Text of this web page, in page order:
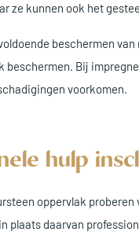
ze kunnen ook het
beschermen
beschermen. Bij
voorkomen.
hulp
oppervlak
plaats daarvan